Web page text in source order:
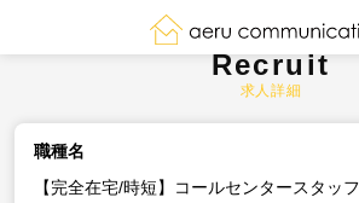
Recruit
求人詳細
職種名
【完全在宅/時短】コールセンタースタッ